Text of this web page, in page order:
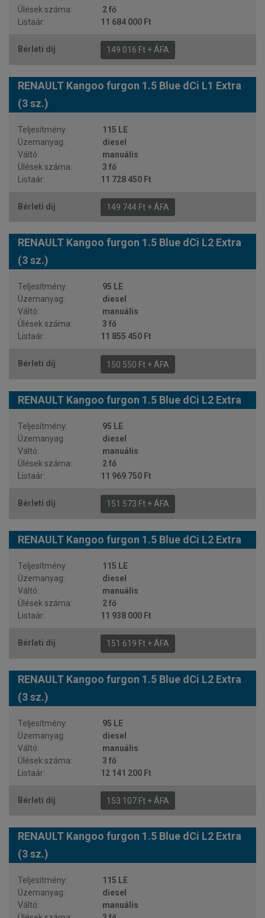
2 fő
11 684 000 Ft
149 016 Ft + ÁFA
RENAULT Kangoo furgon 1.5 Blue dCi L1 Extra
(3 sz.)
115 LE
diesel
manuális
3 fő
11 728 450 Ft
149 744 Ft + ÁFA
RENAULT Kangoo furgon 1.5 Blue dCi L2 Extra
(3 sz.)
95 LE
diesel
manuális
3 fő
11 855 450 Ft
150 550 Ft + ÁFA
RENAULT Kangoo furgon 1.5 Blue dCi L2 Extra
95 LE
diesel
manuális
2 fő
11 969 750 Ft
151 573 Ft + ÁFA
RENAULT Kangoo furgon 1.5 Blue dCi L2 Extra
115 LE
diesel
manuális
2 fő
11 938 000 Ft
151 619 Ft + ÁFA
RENAULT Kangoo furgon 1.5 Blue dCi L2 Extra
(3 sz.)
95 LE
diesel
manuális
3 fő
12 141 200 Ft
153 107 Ft + ÁFA
RENAULT Kangoo furgon 1.5 Blue dCi L2 Extra
(3 sz.)
115 LE
diesel
manuális